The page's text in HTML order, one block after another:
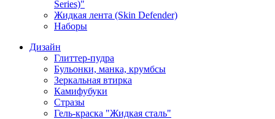
Series)"
Жидкая лента (Skin Defender)
Наборы
Дизайн
Глиттер-пудра
Бульонки, манка, крумбсы
Зеркальная втирка
Камифубуки
Стразы
Гель-краска "Жидкая сталь"